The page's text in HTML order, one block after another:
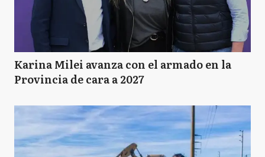
Karina Milei avanza con el armado en la
Provincia de cara a 2027